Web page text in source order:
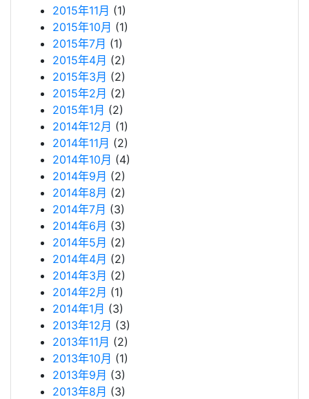
2015年11月 (1)
2015年10月 (1)
2015年7月 (1)
2015年4月 (2)
2015年3月 (2)
2015年2月 (2)
2015年1月 (2)
2014年12月 (1)
2014年11月 (2)
2014年10月 (4)
2014年9月 (2)
2014年8月 (2)
2014年7月 (3)
2014年6月 (3)
2014年5月 (2)
2014年4月 (2)
2014年3月 (2)
2014年2月 (1)
2014年1月 (3)
2013年12月 (3)
2013年11月 (2)
2013年10月 (1)
2013年9月 (3)
2013年8月 (3)